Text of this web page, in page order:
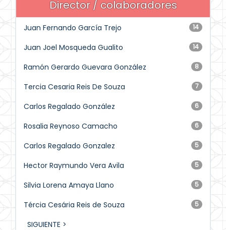
Director / colaboradores
14
Juan Fernando García Trejo
14
Juan Joel Mosqueda Gualito
8
Ramón Gerardo Guevara González
7
Tercia Cesaria Reis De Souza
6
Carlos Regalado González
6
Rosalia Reynoso Camacho
5
Carlos Regalado Gonzalez
5
Hector Raymundo Vera Avila
5
Silvia Lorena Amaya Llano
5
Tércia Cesária Reis de Souza
SIGUIENTE >